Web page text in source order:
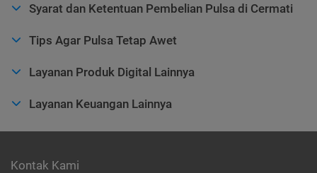
Syarat dan Ketentuan Pembelian Pulsa di Cermati
Tips Agar Pulsa Tetap Awet
Layanan Produk Digital Lainnya
Layanan Keuangan Lainnya
Kontak Kami